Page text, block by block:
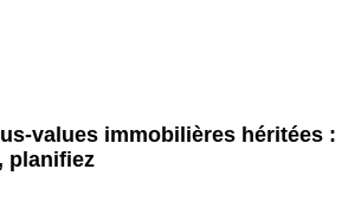
values ​​immobilières héritées :
planifiez